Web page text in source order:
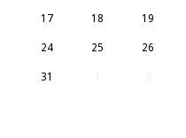
17 18 19
24 25 26
31